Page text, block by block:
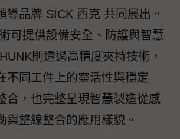
導品牌 SICK 西克 共同展出。
可提供設備安全、防護與智慧
則透過高精度夾持技術，
不同工件上的靈活性與穩定
合，也完整呈現智慧製造從感
與整線整合的應用樣貌。